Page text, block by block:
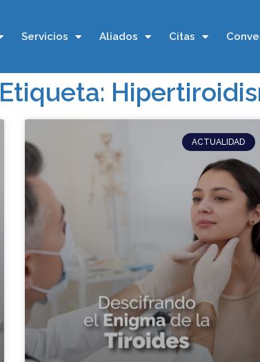
Servicios Aliados Citas
Etiqueta:
ACTUALIDAD